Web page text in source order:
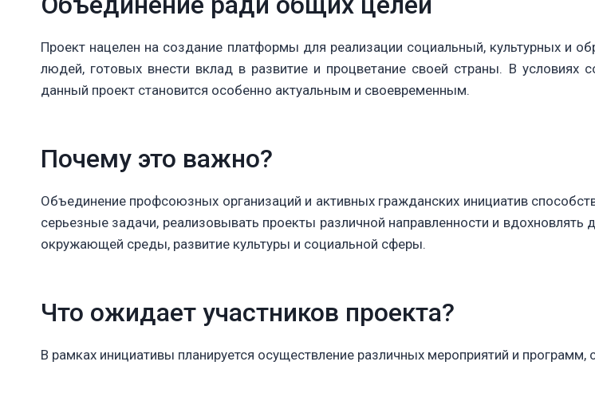
Проект нацелен на создание платформы для реализации социальный, культурных и
людей, готовых внести вклад в развитие и процветание своей страны. В
данный проект становится особенно актуальным и своевременным.
Почему это важно?
Объединение профсоюзных организаций и активных гражданских инициатив
серьезные задачи, реализовывать проекты различной направленности и
окружающей среды, развитие культуры и социальной сферы.
Что ожидает участников проекта?
В рамках инициативы планируется осуществление различных мероприятий и программ,